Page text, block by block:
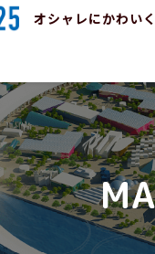
オシャレにかわい